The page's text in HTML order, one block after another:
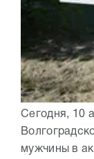
Сегодня, 10
мужчины в